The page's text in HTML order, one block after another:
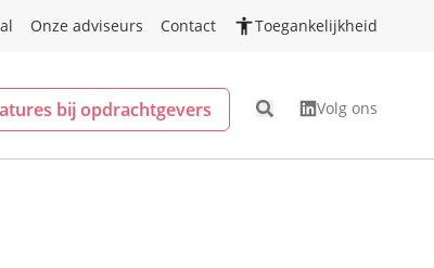
Onze adviseurs Contact Toegankelijkheid
bij opdrachtgevers Volg ons